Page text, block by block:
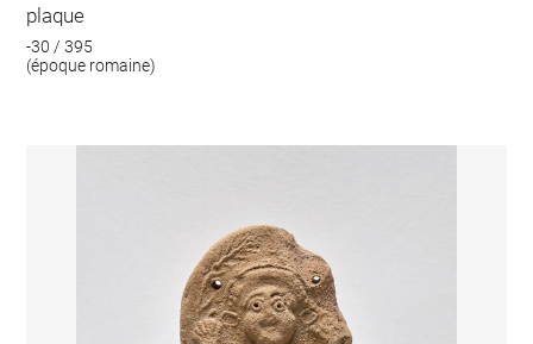
plaque
-30 / 395
(époque romaine)